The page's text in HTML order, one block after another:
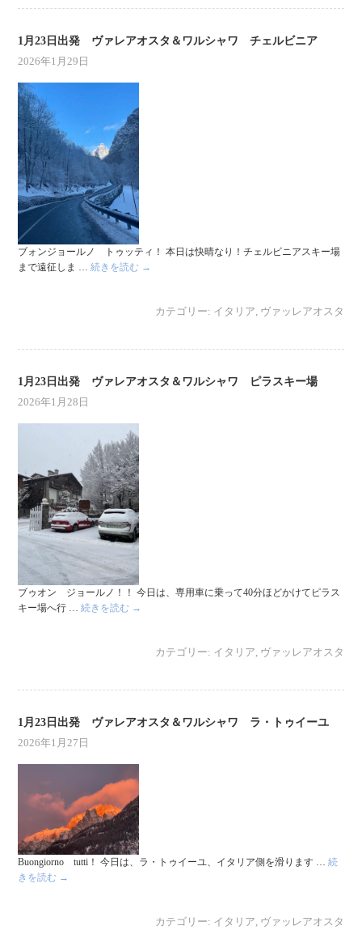
1月23日出発 ヴァレアオスタ＆ワルシャワ チェルビニア
2026年1月29日
ブォンジョールノ トゥッティ！ 本日は快晴なり！チェルビニアスキー場
まで遠征しま …続きを読む →
カテゴリー: イタリア ヴァッレアオスタ
1月23日出発 ヴァレアオスタ＆ワルシャワ ピラスキー場
2026年1月28日
ブゥオン ジョールノ！！ 今日は、専用車に乗って40分ほどかけてピラス
キー場へ行 …続きを読む →
カテゴリー: イタリア ヴァッレアオスタ
1月23日出発 ヴァレアオスタ＆ワルシャワ ラ・トゥイーユ
2026年1月27日
Buongiorno tutti！ 今日は、ラ・トゥイーユ、イタリア側を滑ります …続
きを読む →
カテゴリー: イタリア, ヴァッレアオスタ